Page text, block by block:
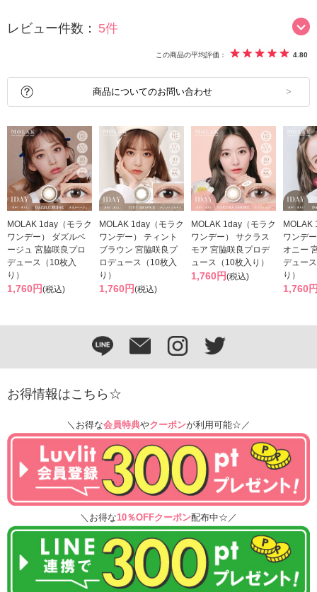
レビュー件数： 5件
この商品の平均評価： 4.80
商品についてのお問い合わせ
MOLAK 1day（モラク
ワンデー） ダズルベ
ージュ 宮脇咲良プロ
デュース（10枚入
り）
1,760円(税込)
MOLAK 1day（モラク
ワンデー） ティント
ブラウン 宮脇咲良プ
ロデュース（10枚入
り）
1,760円(税込)
MOLAK 1day（モラク
ワンデー） サクラス
モア 宮脇咲良プロデ
ュース（10枚入り）
1,760円(税込)
MOLAK
ワンデ
オニー
デュー
り）
1,760
お得情報はこちら☆
＼お得な会員特典やクーポンが利用可能☆／
＼お得な10％OFFクーポン配布中☆／